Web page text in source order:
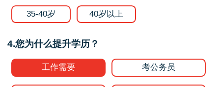
35-40岁 40岁以上
4.您为什么提升学历？
工作需要 考公务员